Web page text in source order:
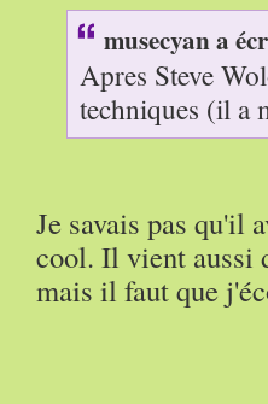
musecyan a
Apres Steve
techniques (il a
Je savais pas qu'il
cool. Il vient aussi
mais il faut que